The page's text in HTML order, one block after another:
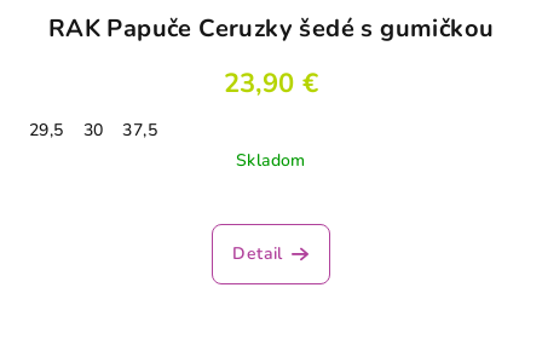
RAK Papuče Ceruzky šedé s gumičkou
23,90 €
29,5 30
37,5
Skladom
Detail